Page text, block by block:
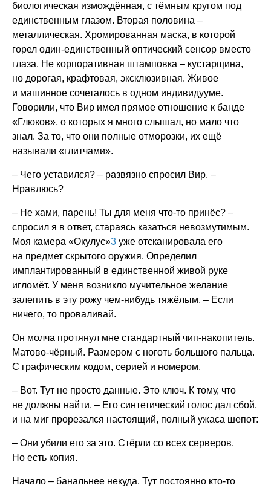
биологическая измождённая, с тёмным кругом под
единственным глазом. Вторая половина –
металлическая. Хромированная маска, в которой
горел один-единственный оптический сенсор вместо
глаза. Не корпоративная штамповка – кустарщина,
но дорогая, крафтовая, эксклюзивная. Живое
и машинное сочеталось в одном индивидууме.
Говорили, что Вир имел прямое отношение к банде
«Глюков», о которых я много слышал, но мало что
знал. За то, что они полные отморозки, их ещё
называли «глитчами».
– Чего уставился? – развязно спросил Вир. –
Нравлюсь?
– Не хами, парень! Ты для меня что-то принёс? –
спросил я в ответ, стараясь казаться невозмутимым.
Моя камера «Окулус»3 уже отсканировала его
на предмет скрытого оружия. Определил
имплантированный в единственной живой руке
игломёт. У меня возникло мучительное желание
залепить в эту рожу чем-нибудь тяжёлым. – Если
ничего, то проваливай.
Он молча протянул мне стандартный чип-накопитель.
Матово-чёрный. Размером с ноготь большого пальца.
С графическим кодом, серией и номером.
– Вот. Тут не просто данные. Это ключ. К тому, что
не должны найти. – Его синтетический голос дал сбой,
и на миг прорезался настоящий, полный ужаса шепот:
– Они убили его за это. Стёрли со всех серверов.
Но есть копия.
Начало – банальнее некуда. Тут постоянно кто-то